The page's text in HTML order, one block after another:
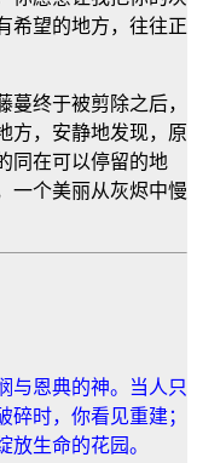
希望的地方，往往正
终于被剪除之后，
方，安静地发现，原
同在可以停留的地
一个美丽从灰烬中慢
与恩典的神。当人只
时，你看见重建；
放生命的花园。